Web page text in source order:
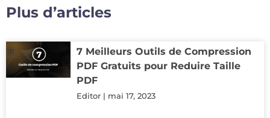
Plus d’articles
7 Meilleurs Outils de Compression
PDF Gratuits pour Reduire Taille
PDF
Editor mai 17, 2023